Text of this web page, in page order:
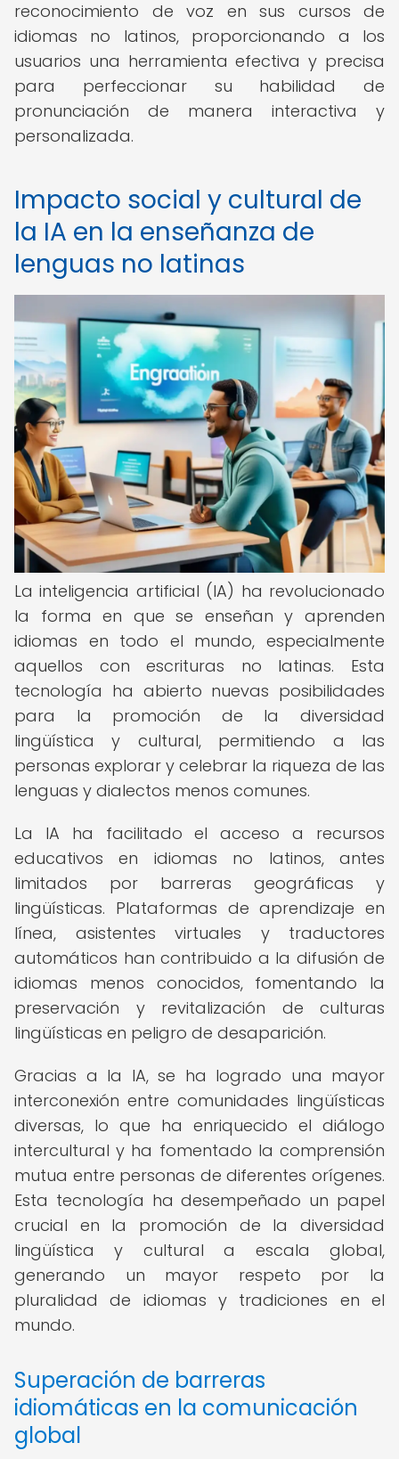
reconocimiento de voz en sus cursos de
idiomas no latinos, proporcionando a los
usuarios una herramienta efectiva y precisa
para perfeccionar su habilidad de
pronunciación de manera interactiva y
personalizada.
Impacto social y cultural de
la IA en la enseñanza de
lenguas no latinas
La inteligencia artificial (IA) ha revolucionado
la forma en que se enseñan y aprenden
idiomas en todo el mundo, especialmente
aquellos con escrituras no latinas. Esta
tecnología ha abierto nuevas posibilidades
para la promoción de la diversidad
lingüística y cultural, permitiendo a las
personas explorar y celebrar la riqueza de las
lenguas y dialectos menos comunes.
La IA ha facilitado el acceso a recursos
educativos en idiomas no latinos, antes
limitados por barreras geográficas y
lingüísticas. Plataformas de aprendizaje en
línea, asistentes virtuales y traductores
automáticos han contribuido a la difusión de
idiomas menos conocidos, fomentando la
preservación y revitalización de culturas
lingüísticas en peligro de desaparición.
Gracias a la IA, se ha logrado una mayor
interconexión entre comunidades lingüísticas
diversas, lo que ha enriquecido el diálogo
intercultural y ha fomentado la comprensión
mutua entre personas de diferentes orígenes.
Esta tecnología ha desempeñado un papel
crucial en la promoción de la diversidad
lingüística y cultural a escala global,
generando un mayor respeto por la
pluralidad de idiomas y tradiciones en el
mundo.
Superación de barreras
idiomáticas en la comunicación
global